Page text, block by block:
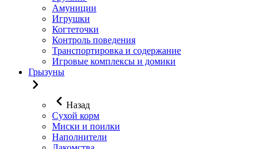
Амуниции
Игрушки
Когтеточки
Контроль поведения
Транспортировка и содержание
Игровые комплексы и домики
Грызуны
Назад
Сухой корм
Миски и поилки
Наполнители